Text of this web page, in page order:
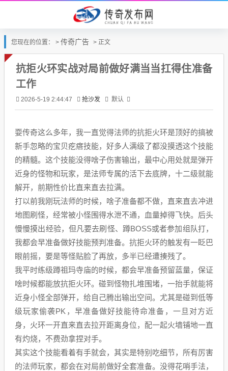
您现在的位置： > 传奇广告 > 正文
抗拒火环实战对局前做好满当当扛得住准备
工作
2026-5-19 2:44:47 抢沙发 默认
耍传奇这么多年，我一直觉得法师的抗拒火环是顶好的搞被
新手忽略的宝贝疙瘩技能，好多人满级了都没摸透这个技能
的精髓。这个技能没得啥子伤害输出，最中心用处就是弹开
近身的怪物和玩家，是法师专属的活下去底牌，十二级就能
解开，前期性价比直来直去拉满。
打以前我刚玩法师的时候，啥子准备都不做，直来直去冲进
地图刷怪，经常被小怪围得水泄不通，血量掉得飞快。后头
慢慢摸出经验，但凡要去刷怪、蹲BOSS或者参加组队打，
我都会早准备做好技能预判准备。抗拒火环的触发有一眨巴
眼前摇，要是等怪贴脸了再放，多半已经遭揍残了。
我平时练级蹲祖玛寺庙的时候，都会早准备预留蓝量，保证
啥时候都能放抗拒火环。碰到怪物扎堆围堵，一抬手就能将
近身小怪全部弹开，给自己腾出输出空间。尤其是碰到低等
级玩家偷袭PK，早准备做好技能待命准备，一旦对方近
身，火环一开直来直去拉开距离身位，配一起火墙铺地一直
有灼烧，不费劲拿捏对手。
其实这个技能看着有手就会，其实是特别吃细节，所有厉害
的法师玩家，都会在对局前做好全套准备。没得花哨手法，